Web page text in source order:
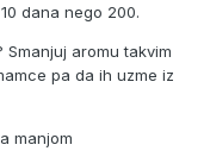
dana nego 200.
aromu takvim
pa da ih uzme iz
manjom